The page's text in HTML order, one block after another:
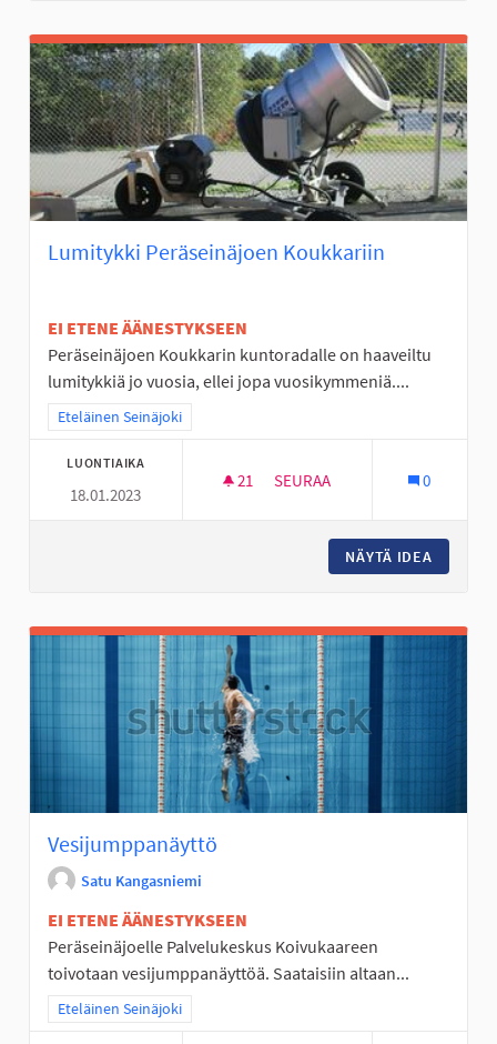
Lumitykki Peräseinäjoen Koukkariin
EI ETENE ÄÄNESTYKSEEN
Peräseinäjoen Koukkarin kuntoradalle on haaveiltu
lumitykkiä jo vuosia, ellei jopa vuosikymmeniä....
Rajaa tulokset teeman mukaan: Eteläinen Seinäjoki
Eteläinen Seinäjoki
LUONTIAIKA
18.01.2023
21 21 SEURAAJAA
SEURAA 0
NÄYTÄ IDEA
Vesijumppanäyttö
Satu Kangasniemi
EI ETENE ÄÄNESTYKSEEN
Peräseinäjoelle Palvelukeskus Koivukaareen
toivotaan vesijumppanäyttöä. Saataisiin altaan...
Rajaa tulokset teeman mukaan: Eteläinen Seinäjoki
Eteläinen Seinäjoki